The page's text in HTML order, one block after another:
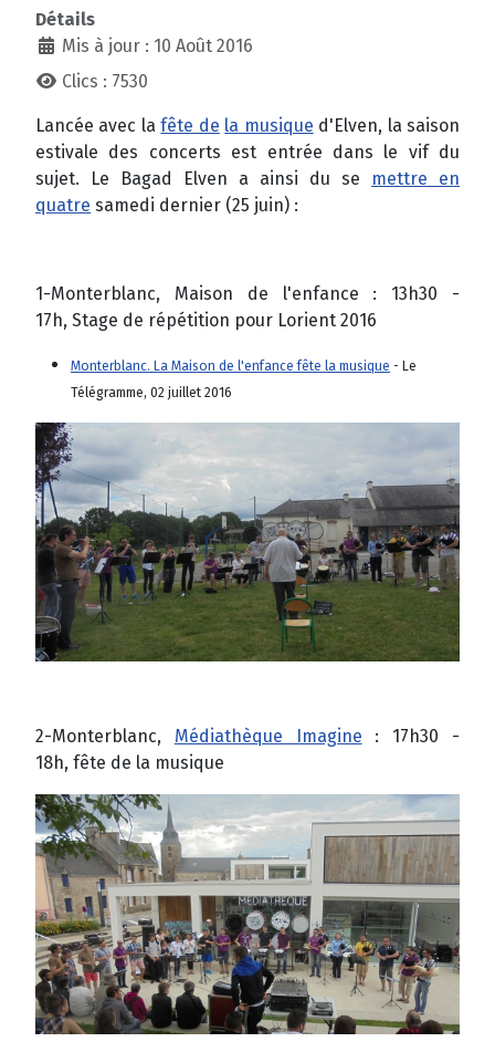
Détails
Mis à jour : 10 Août 2016
Clics : 7530
Lancée avec lafête de la musique d'Elven, la saison
estivale des concerts est entrée dans le vif du
sujet. Le Bagad Elven a ainsi du se
mettre en
quatre samedi dernier (25 juin) :
1-Monterblanc, Maison de l'enfance : 13h30 -
17h, Stage de répétition pour Lorient 2016
Monterblanc. La Maison de l'enfance fête la musique - Le
Télégramme, 02 juillet 2016
2-Monterblanc, Médiathèque Imagine : 17h30 -
18h, fête de la musique